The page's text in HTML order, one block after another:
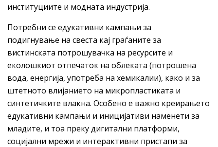
институциите и модната индустрија.
Потребни се едукативни кампањи за
подигнување на свеста кај граѓаните за
вистинската потрошувачка на ресурсите и
еколошкиот отпечаток на облеката (потрошена
вода, енергија, употреба на хемикалии), како и за
штетното влијанието на микропластиката и
синтетичките влакна. Особено е важно креирањето
едукативни кампањи и иницијативи наменети за
младите, и тоа преку дигитални платформи,
социјални мрежи и интерактивни пристапи за